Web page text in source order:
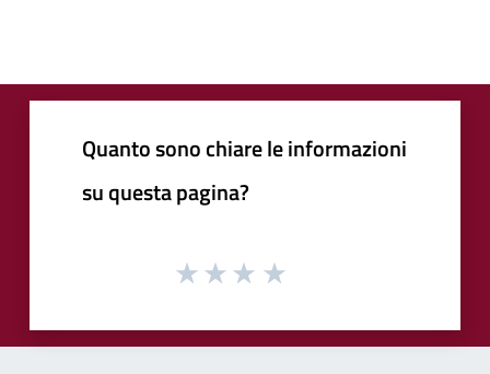
Quanto sono chiare le informazioni
su questa pagina?